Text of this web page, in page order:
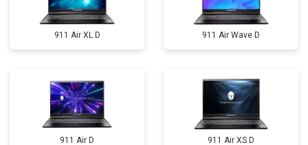
911 Air XL D 911 Air Wave D
911 Air D 911 Air XS D